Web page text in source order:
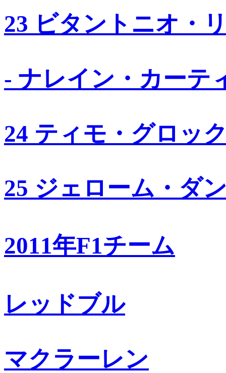
23 ビタントニオ・
- ナレイン・カーテ
24 ティモ・グロッ
25 ジェローム・ダ
2011年F1チーム
レッドブル
マクラーレン